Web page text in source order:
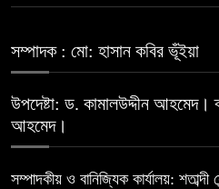
সম্পাদক : মো: হাসান কবির ভূঁইয়া
উপদেষ্টা: ড. কামালউদ্দীন
আহমেদ।
সম্পাদকীয় ও বানিজ্যিক কার্যালয়: